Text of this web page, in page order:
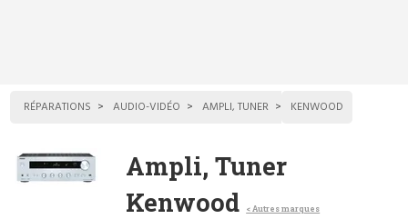
RÉPARATIONS AUDIO-VIDÉO AMPLI, TUNER KENWOOD
Ampli, Tuner
Kenwood
< Autres marques